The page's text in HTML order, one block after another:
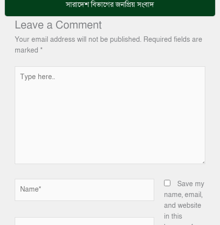
সারাদেশবিভাগের জনপ্রিয় সংবাদ
Leave a Comment
Your email address will not be published. Required fields are
marked *
here..
Save my
name, email,
and website
in this